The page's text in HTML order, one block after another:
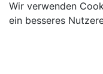
Wir verwenden
ein besseres